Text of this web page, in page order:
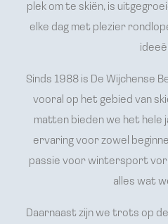
plek om te skiën, is
elke dag met plezier
Sinds 1988 is De Wijchense
vooral op het gebied van
matten bieden we het hele
ervaring voor zowel
passie voor wintersport
alles wat
Daarnaast zijn we trots op